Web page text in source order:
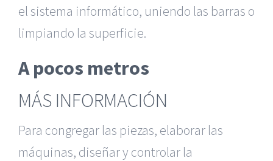
el sistema informático, uniendo las barras o
limpiando la superficie.
A pocos metros
MÁS INFORMACIÓN
Para congregar las piezas, elaborar las
máquinas, diseñar y controlar la